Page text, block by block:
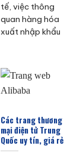
tế, việc thông
quan hàng hóa
xuất nhập khẩu
Các trang thương
mại điện tử Trung
Quốc uy tín, giá rẻ